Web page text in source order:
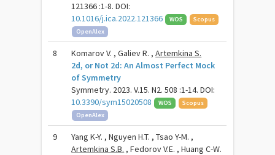
121366 :1-8. DOI:
10.1016/j.ica.2022.121366
WOS
Scopus
OpenAlex
8 Komarov V. , Galiev R. ,Artemkina S.
2d, or Not 2d: An Almost Perfect Mock
of Symmetry
Symmetry. 2023. V.15. N2. 508 :1-14. DOI:
10.3390/sym15020508
WOS
Scopus
OpenAlex
9
Yang K-Y. , Nguyen H.T. , Tsao Y-M. ,
Artemkina S.B. , Fedorov V.E. , Huang C-W.